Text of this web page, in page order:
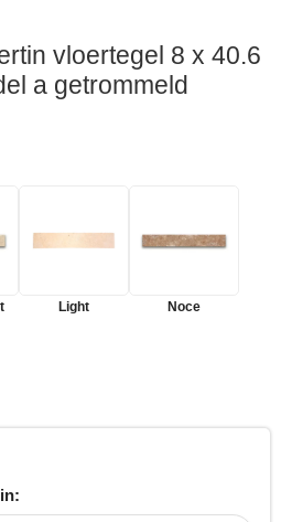
vloertegel 8 x 40.6
a getrommeld
Light Noce